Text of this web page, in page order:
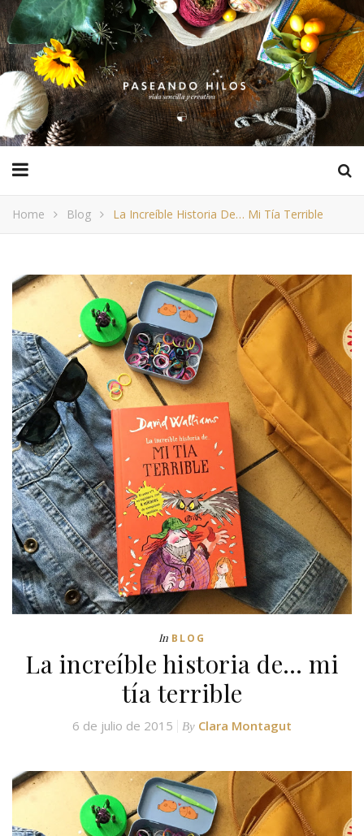
Home Blog La Increíble Historia De… Mi Tía Terrible
In BLOG
La increíble historia de… mi
tía terrible
6 de julio de 2015 By Clara Montagut